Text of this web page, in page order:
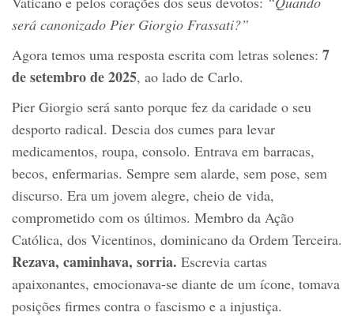
será canonizado Pier Giorgio Frassati?”
Agora temos uma resposta escrita com letras solenes: 7
de setembro de 2025, ao lado de Carlo.
Pier Giorgio será santo porque fez da caridade o seu
desporto radical. Descia dos cumes para levar
medicamentos, roupa, consolo. Entrava em barracas,
becos, enfermarias. Sempre sem alarde, sem pose, sem
discurso. Era um jovem alegre, cheio de vida,
comprometido com os últimos. Membro da Ação
Católica, dos Vicentinos, dominicano da Ordem Terceira.
Rezava, caminhava, sorria. Escrevia cartas
apaixonantes, emocionava-se diante de um ícone, tomava
posições firmes contra o fascismo e a injustiça.